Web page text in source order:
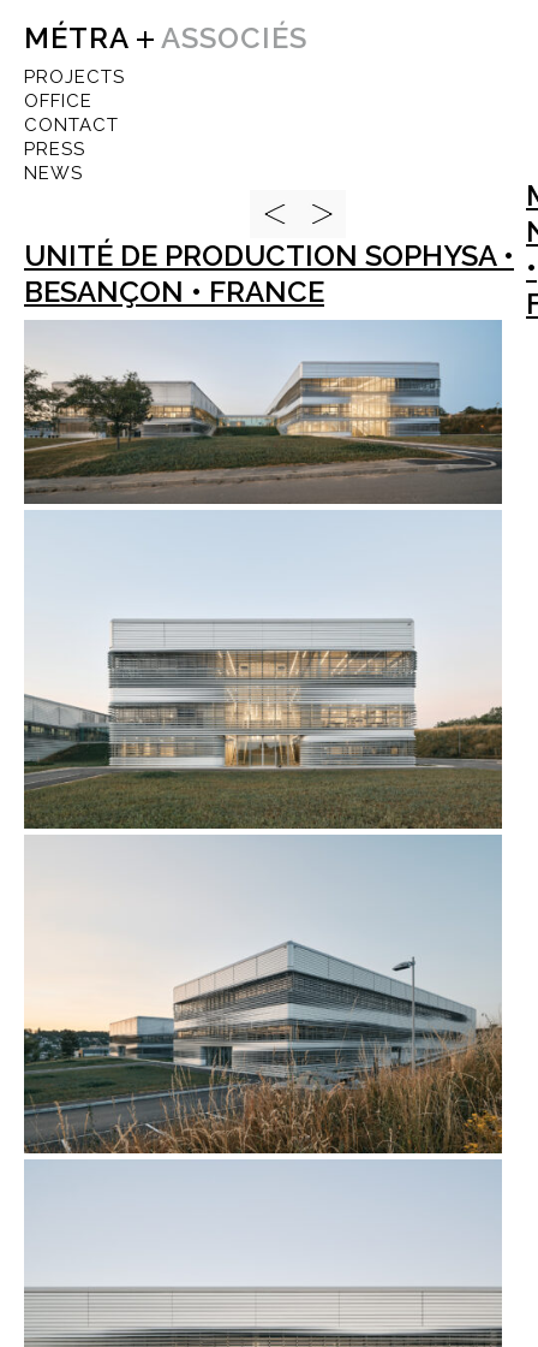
MÉTRA ASSOCIÉS
PROJECTS
OFFICE
CONTACT
PRESS
NEWS
Brigitte
UNITÉ DE PRODUCTION SOPHYSA •
BESANÇON • FRANCE
•